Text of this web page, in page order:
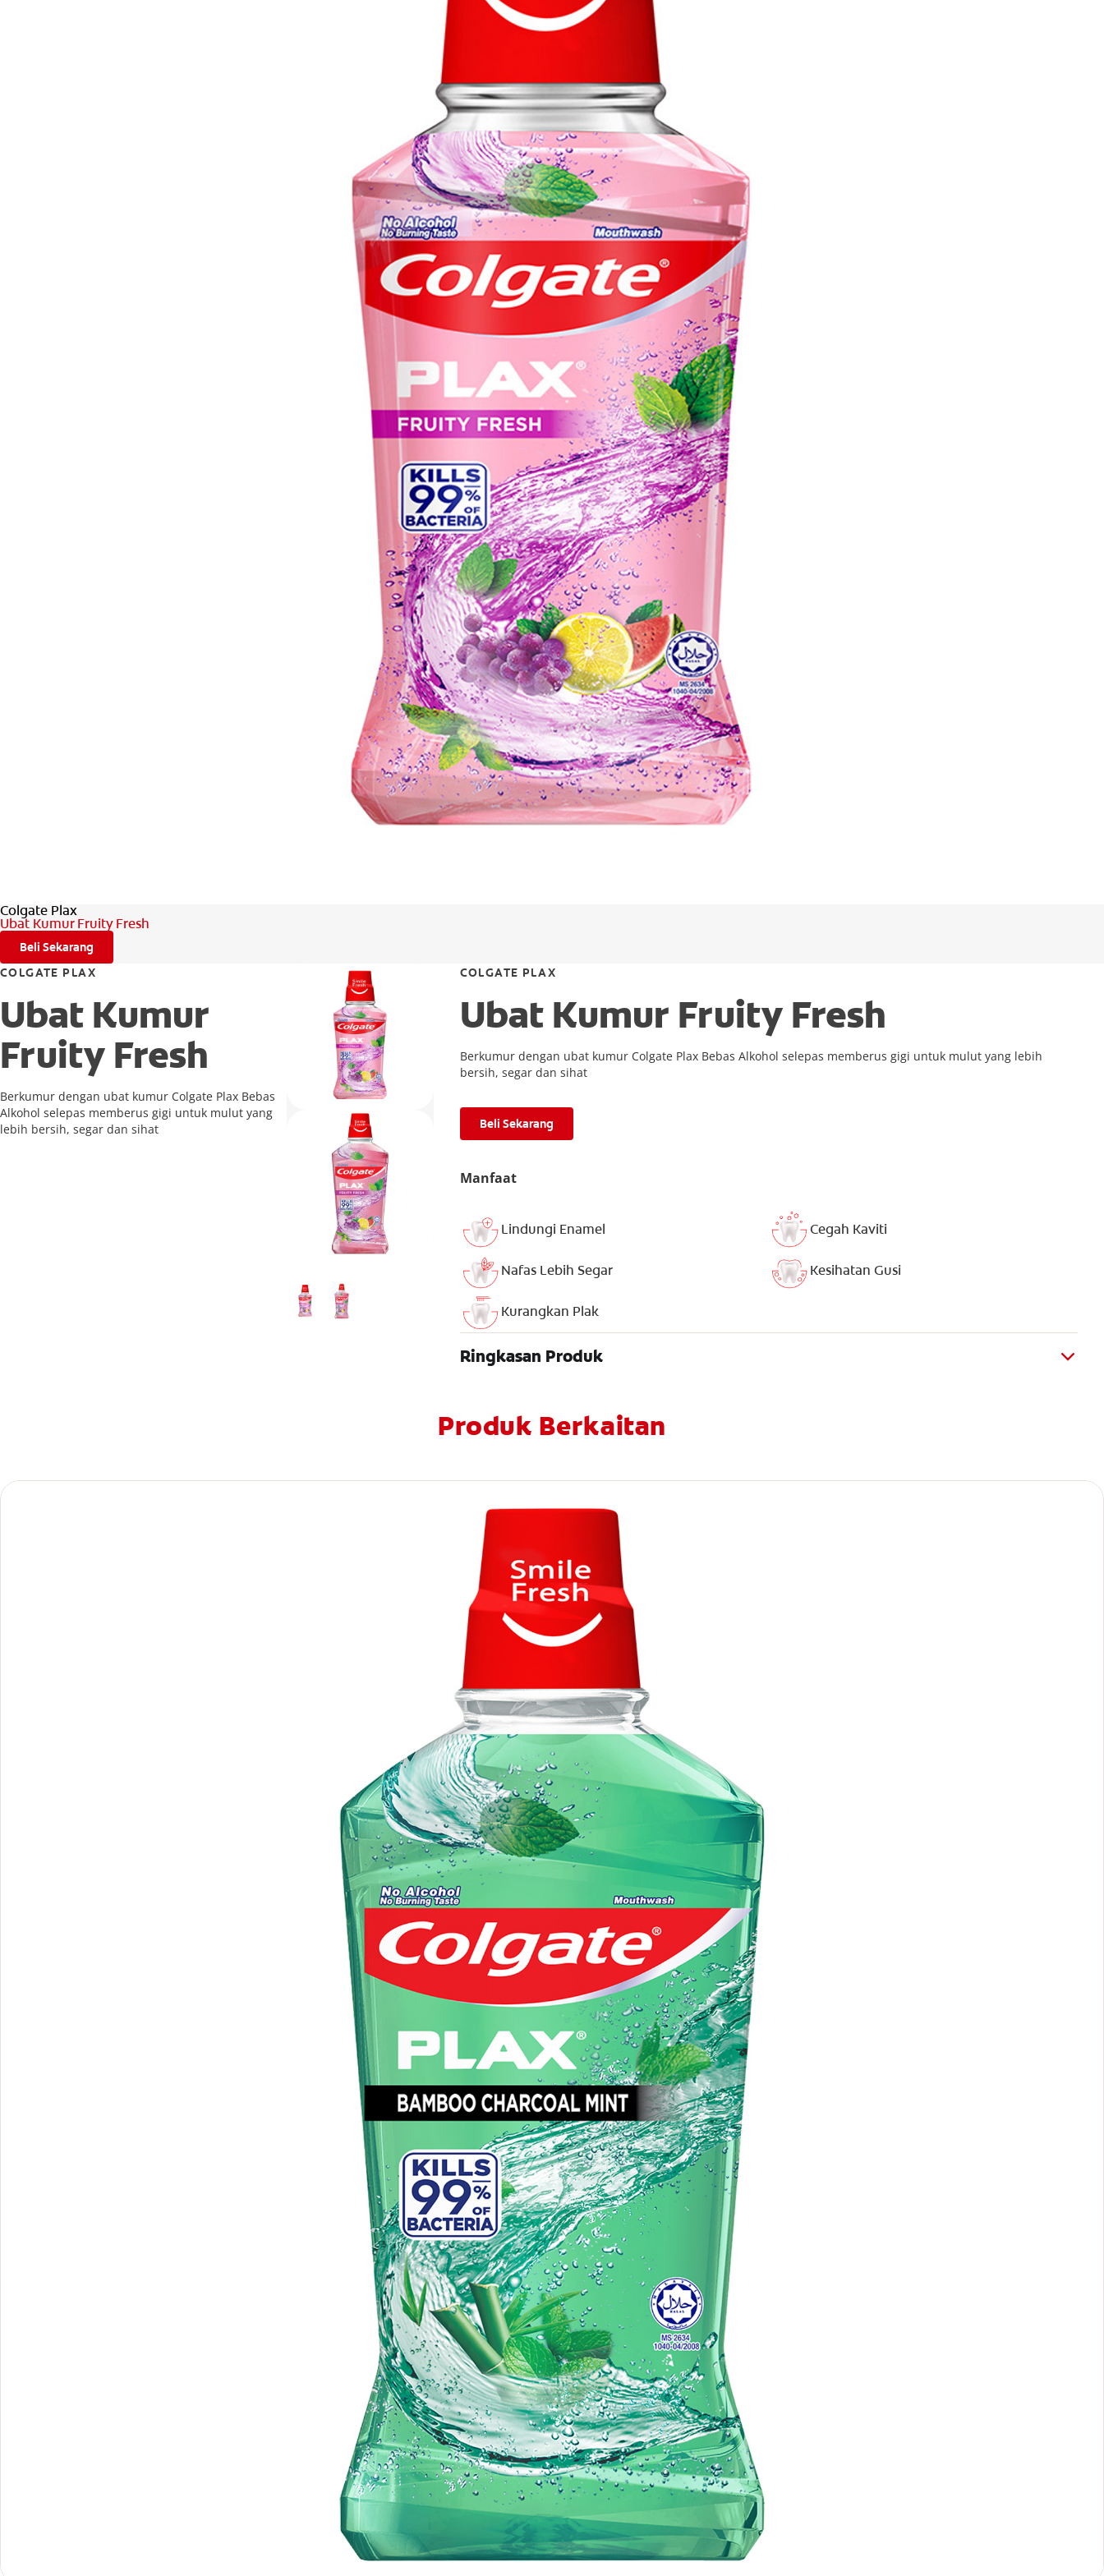
Colgate Plax
Ubat Kumur Fruity Fresh
Beli Sekarang
COLGATE PLAX
Ubat Kumur
Fruity Fresh
Berkumur dengan ubat kumur Colgate Plax Bebas
Alkohol selepas memberus gigi untuk mulut yang
lebih bersih, segar dan sihat
COLGATE PLAX
Ubat Kumur Fruity Fresh
Berkumur dengan ubat kumur Colgate Plax Bebas Alkohol selepas memberus gigi untuk mulut yang lebih
bersih, segar dan sihat
Beli Sekarang
Manfaat
Lindungi Enamel Cegah Kaviti
Nafas Lebih Segar Kesihatan Gusi
Kurangkan Plak
Ringkasan Produk
Produk Berkaitan